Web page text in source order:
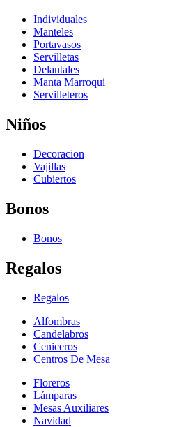
Individuales
Manteles
Portavasos
Servilletas
Delantales
Manta Marroqui
Servilleteros
Niños
Decoracion
Vajillas
Cubiertos
Bonos
Bonos
Regalos
Regalos
Alfombras
Candelabros
Ceniceros
Centros De Mesa
Floreros
Lámparas
Mesas Auxiliares
Navidad